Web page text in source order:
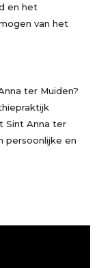
en het
van het
ter Muiden?
Sint Anna ter
persoonlijke en